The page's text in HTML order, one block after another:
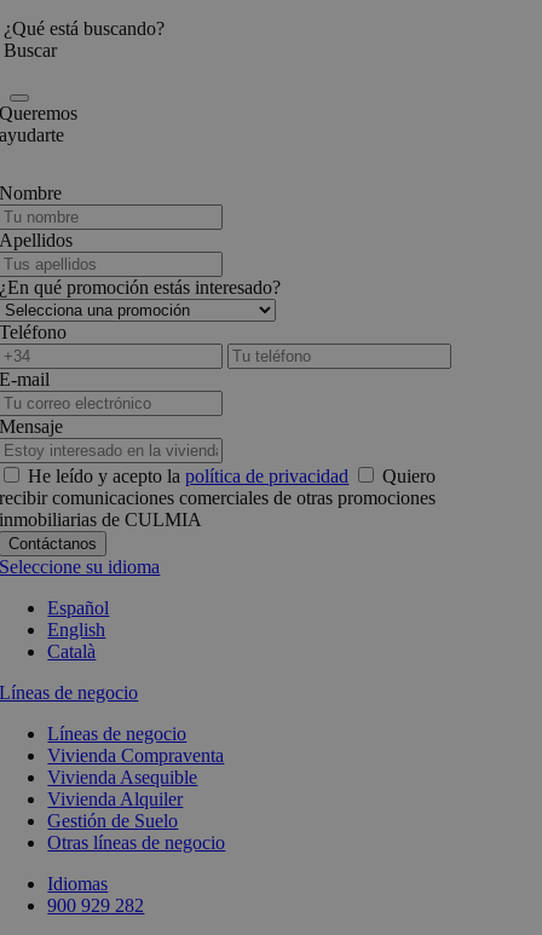
¿Qué está buscando?
Buscar
Queremos
ayudarte
Nombre
Apellidos
¿En qué promoción estás interesado?
Teléfono
E-mail
Mensaje
He leído y acepto lapolítica de privacidad
Quiero
recibir comunicaciones comerciales de otras promociones
inmobiliarias de CULMIA
Seleccione su idioma
Español
English
Català
Líneas de negocio
Líneas de negocio
Vivienda Compraventa
Vivienda Asequible
Vivienda Alquiler
Gestión de Suelo
Otras líneas de negocio
Idiomas
900 929 282